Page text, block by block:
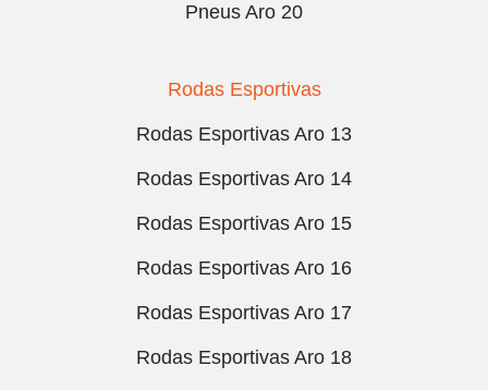
Pneus Aro 20
Rodas Esportivas
Rodas Esportivas Aro 13
Rodas Esportivas Aro 14
Rodas Esportivas Aro 15
Rodas Esportivas Aro 16
Rodas Esportivas Aro 17
Rodas Esportivas Aro 18